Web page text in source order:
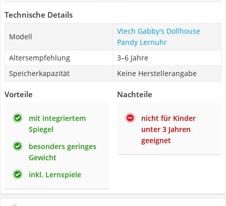
Technische Details
Modell
Vtech Gabby's Dollhouse
Pandy Lernuhr
Altersempfehlung
3–6 Jahre
Speicherkapazität
Keine Herstellerangabe
Vorteile
mit integriertem
Spiegel
besonders geringes
Gewicht
inkl. Lernspiele
Nachteile
nicht für Kinder
unter 3 Jahren
geeignet